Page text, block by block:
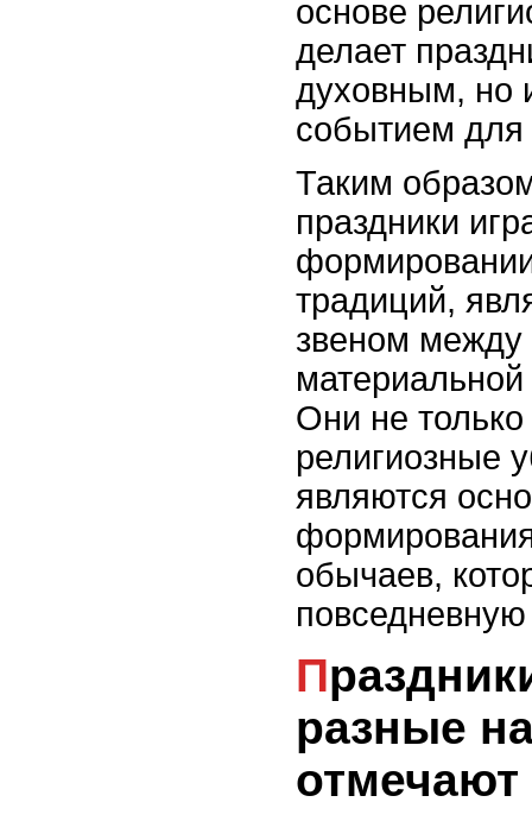
основе
делает
духовным, но
событием для
Таким
праздники
традиций,
звеном между
материальной
Они не
религиозные
являются
обычаев,
Праздники урожая: как
разные